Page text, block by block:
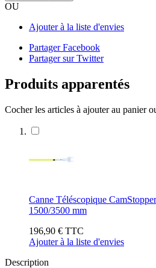
OU
Ajouter à la liste d'envies
Partager Facebook
Partager sur Twitter
Produits apparentés
Cocher les articles à ajouter au panier
Canne Téléscopique
1500/3500 mm
196,90 € TTC
Ajouter à la liste d'envies
Description